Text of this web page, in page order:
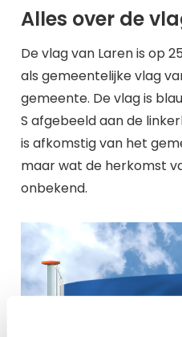
Alles over de
De vlag van Laren is op
als gemeentelijke vlag
gemeente. De vlag is
S afgebeeld aan de
is afkomstig van het
maar wat de herkomst
onbekend.